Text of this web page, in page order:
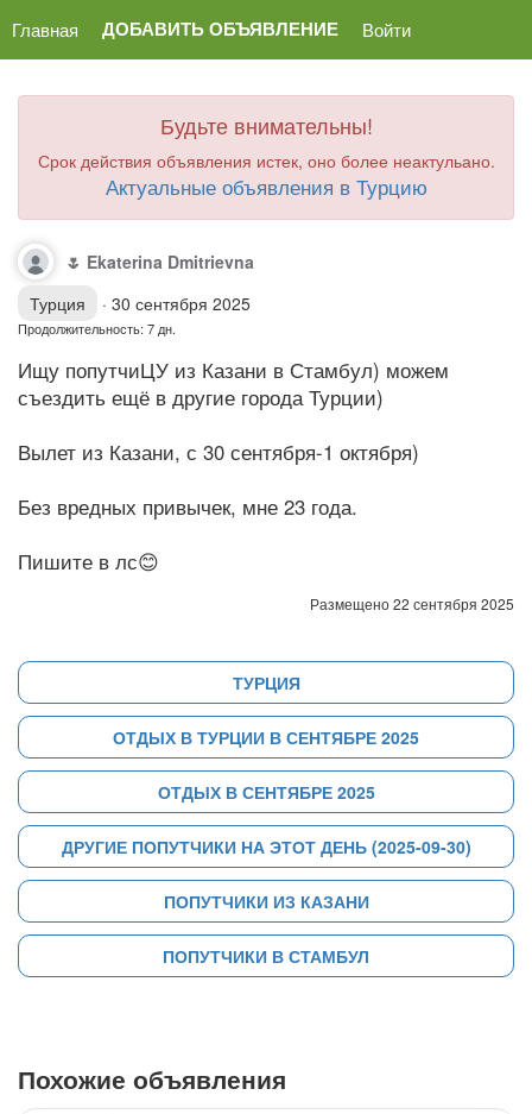
Главная ДОБАВИТЬ ОБЪЯВЛЕНИЕ Войти
Будьте внимательны!
Срок действия объявления истек, оно более неактульано.
Актуальные объявления в Турцию
🌷 Ekaterina Dmitrievna
Турция
· 30 сентября 2025
Продолжительность: 7 дн.
Ищу попутчиЦУ из Казани в Стамбул) можем
съездить ещё в другие города Турции)
Вылет из Казани, с 30 сентября-1 октября)
Без вредных привычек, мне 23 года.
Пишите в лс😊
Размещено 22 сентября 2025
ТУРЦИЯ
ОТДЫХ В ТУРЦИИ В СЕНТЯБРЕ 2025
ОТДЫХ В СЕНТЯБРЕ 2025
ДРУГИЕ ПОПУТЧИКИ НА ЭТОТ ДЕНЬ (2025-09-30)
ПОПУТЧИКИ ИЗ КАЗАНИ
ПОПУТЧИКИ В СТАМБУЛ
Похожие объявления